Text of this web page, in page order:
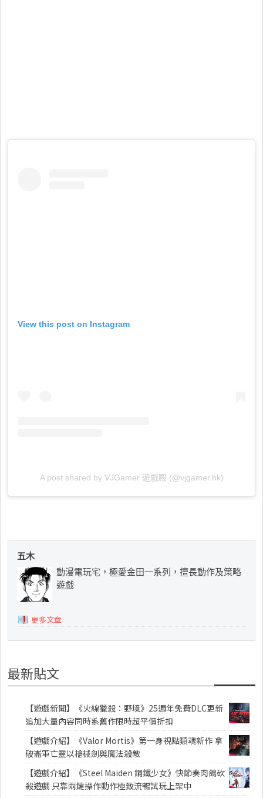
View this post on Instagram
A post shared by VJGamer 遊戲殿 (@vjgamer.hk)
五木
動漫電玩宅，極愛金田一系列，擅長動作及策略
遊戲
更多文章
最新貼文
【遊戲新聞】《火線獵殺：野境》25週年免費DLC更新
追加大量內容同時系舊作限時超平價折扣
【遊戲介紹】《Valor Mortis》第一身視點類魂新作 拿
破崙軍亡靈以槍械劍與魔法殺敵
【遊戲介紹】《Steel Maiden 鋼鐵少女》快節奏肉鴿砍
殺遊戲 只靠兩鍵操作動作極致流暢試玩上架中